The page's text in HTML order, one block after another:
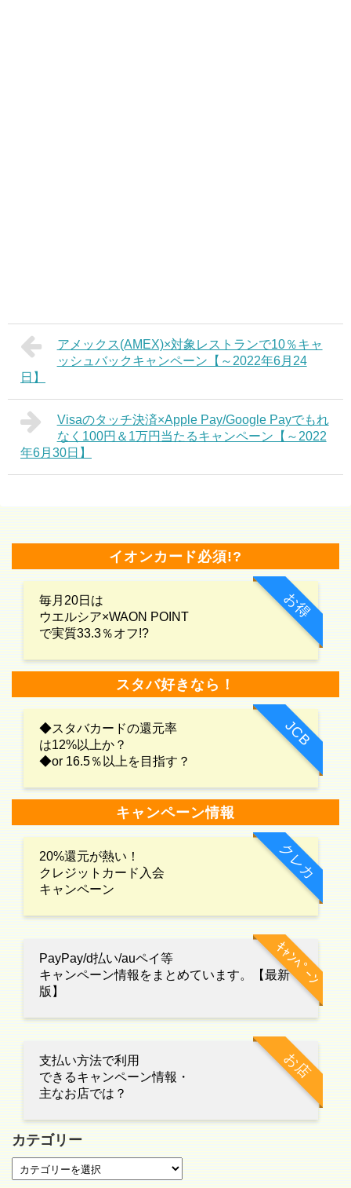
アメックス(AMEX)×対象レストランで10％キャ
ッシュバックキャンペーン【～2022年6月24
日】
Visaのタッチ決済×Apple Pay/Google Payでもれ
なく100円＆1万円当たるキャンペーン【～2022
年6月30日】
イオンカード必須!?
お得
毎月20日は
ウエルシア×WAON POINT
で実質33.3％オフ!?
スタバ好きなら！
JCB
◆スタバカードの還元率
は12%以上か？
◆or 16.5％以上を目指す？
キャンペーン情報
クレカ
20%還元が熱い！
クレジットカード入会
キャンペーン
ｷｬﾝﾍﾟｰﾝ
PayPay/d払い/auペイ等
キャンペーン情報をまとめています。【最新
版】
お店
支払い方法で利用
できるキャンペーン情報・
主なお店では？
カテゴリー